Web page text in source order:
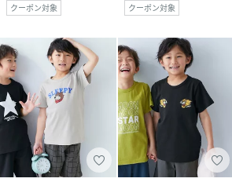
クーポン対象
クーポン対象